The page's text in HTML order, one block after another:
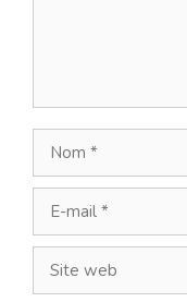
Nom
mail
Site
web